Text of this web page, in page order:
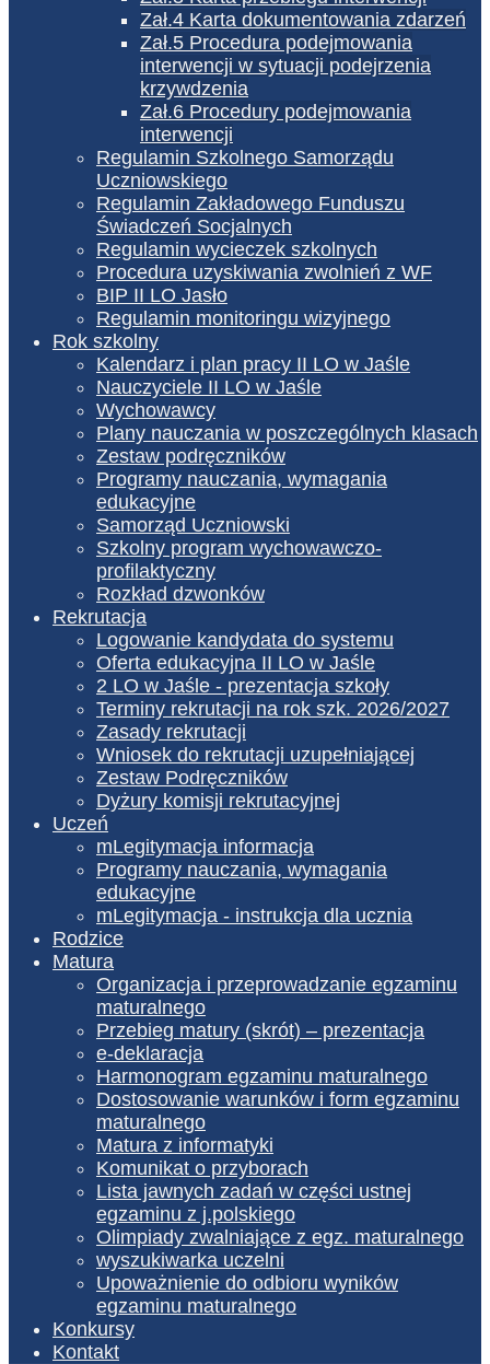
Zał.4 Karta dokumentowania zdarzeń
Zał.5 Procedura podejmowania
interwencji w sytuacji podejrzenia
krzywdzenia
Zał.6 Procedury podejmowania
interwencji
Regulamin Szkolnego Samorządu
Uczniowskiego
Regulamin Zakładowego Funduszu
Świadczeń Socjalnych
Regulamin wycieczek szkolnych
Procedura uzyskiwania zwolnień z WF
BIP II LO Jasło
Regulamin monitoringu wizyjnego
Rok szkolny
Kalendarz i plan pracy II LO w Jaśle
Nauczyciele II LO w Jaśle
Wychowawcy
Plany nauczania w poszczególnych klasach
Zestaw podręczników
Programy nauczania, wymagania
edukacyjne
Samorząd Uczniowski
Szkolny program wychowawczo-
profilaktyczny
Rozkład dzwonków
Rekrutacja
Logowanie kandydata do systemu
Oferta edukacyjna II LO w Jaśle
2 LO w Jaśle - prezentacja szkoły
Terminy rekrutacji na rok szk. 2026/2027
Zasady rekrutacji
Wniosek do rekrutacji uzupełniającej
Zestaw Podręczników
Dyżury komisji rekrutacyjnej
Uczeń
mLegitymacja informacja
Programy nauczania, wymagania
edukacyjne
mLegitymacja - instrukcja dla ucznia
Rodzice
Matura
Organizacja i przeprowadzanie egzaminu
maturalnego
Przebieg matury (skrót) – prezentacja
e-deklaracja
Harmonogram egzaminu maturalnego
Dostosowanie warunków i form egzaminu
maturalnego
Matura z informatyki
Komunikat o przyborach
Lista jawnych zadań w części ustnej
egzaminu z j.polskiego
Olimpiady zwalniające z egz. maturalnego
wyszukiwarka uczelni
Upoważnienie do odbioru wyników
egzaminu maturalnego
Konkursy
Kontakt